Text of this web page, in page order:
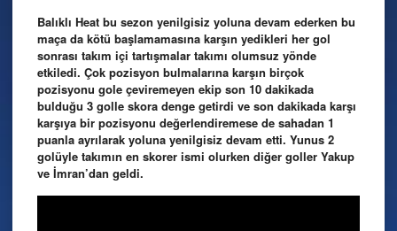
Balıklı Heat bu sezon yenilgisiz yoluna devam ederken bu
maça da kötü başlamamasına karşın yedikleri her gol
sonrası takım içi tartışmalar takımı olumsuz yönde
etkiledi. Çok pozisyon bulmalarına karşın birçok
pozisyonu gole çeviremeyen ekip son 10 dakikada
bulduğu 3 golle skora denge getirdi ve son dakikada karşı
karşıya bir pozisyonu değerlendiremese de sahadan 1
puanla ayrılarak yoluna yenilgisiz devam etti. Yunus 2
golüyle takımın en skorer ismi olurken diğer goller Yakup
ve İmran’dan geldi.